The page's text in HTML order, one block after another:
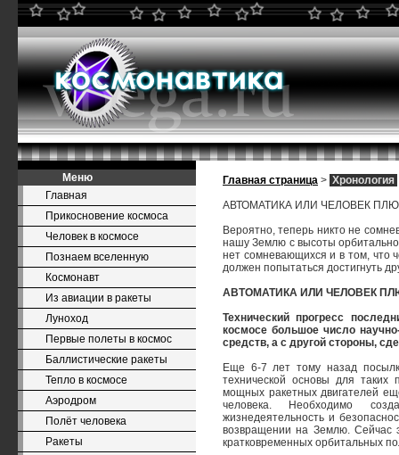
Меню
Главная
Прикосновение космоса
Человек в космосе
Познаем вселенную
Космонавт
Из авиации в ракеты
Луноход
Первые полеты в космос
Баллистические ракеты
Тепло в космосе
Аэродром
Полёт человека
Ракеты
Главная страница > Хронология
АВТОМАТИКА ИЛИ ЧЕЛОВЕК
Вероятно, теперь никто не
нашу Землю с высоты
нет сомневающихся и в том, что
должен попытаться достигнуть
АВТОМАТИКА ИЛИ ЧЕЛОВЕК
Технический прогресс
космосе большое число
средств, а с другой стороны,
Еще 6-7 лет тому назад
технической основы для
мощных ракетных двигателей
человека. Необходимо
жизнедеятельность и
возвращении на Землю. Сейчас
кратковременных орбитальных